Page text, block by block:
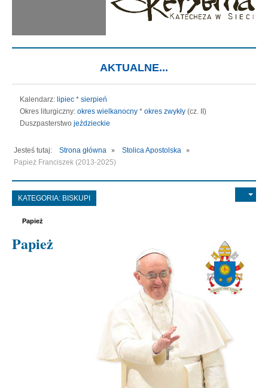
AKTUALNE...
Kalendarz: lipiec * sierpień
Okres liturgiczny: okres wielkanocny * okres zwykły (cz. II)
Duszpasterstwo jeździeckie
Jesteś tutaj: Strona główna
Stolica Apostolska
Papież Franciszek (2013-2025)
KATEGORIA: BISKUPI
Papież
Papież